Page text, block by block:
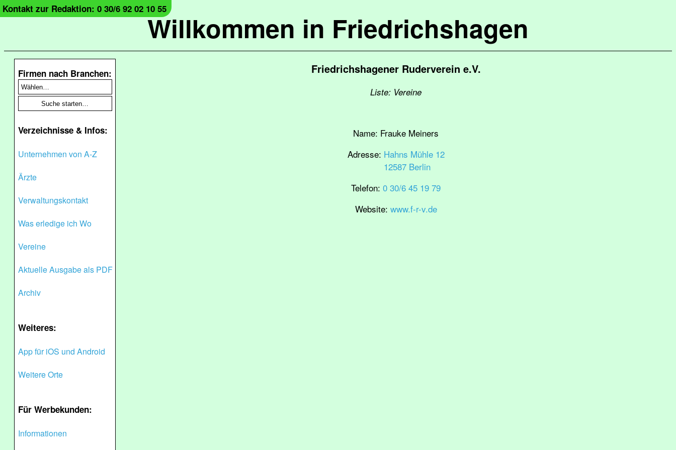
Willkommen in Friedrichshagen
Kontakt zur Redaktion: 0 30/6 92 02 10 55
Firmen nach Branchen:
Verzeichnisse & Infos:
Unternehmen von A-Z
Ärzte
Verwaltungskontakt
Was erledige ich Wo
Vereine
Aktuelle Ausgabe als PDF
Archiv
Weiteres:
App für iOS und Android
Weitere Orte
Für Werbekunden:
Informationen
Friedrichshagener Ruderverein e.V.
Liste: Vereine
Name: Frauke Meiners
Adresse: Hahns Mühle 12
12587 Berlin
Telefon: 0 30/6 45 19 79
Website: www.f-r-v.de